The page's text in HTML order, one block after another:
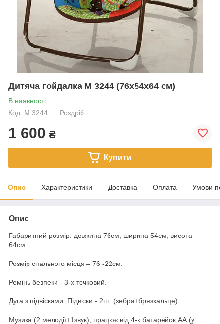
Дитяча гойдалка M 3244 (76х54х64 см)
В наявності
Код: M 3244
Роздріб
1 600 ₴
Купити
Опис Характеристики Доставка Оплата Умови
Опис
Габаритний розмір: довжина 76см, ширина 54см, висота
64см.
Розмір спального місця – 76 -22см.
Ремінь безпеки - 3-х точковий.
Дуга з підвісками. Підвіски - 2шт (зебра+брязкальце)
Музика (2 мелодії+1звук), працює від 4-х батарейок АА (у